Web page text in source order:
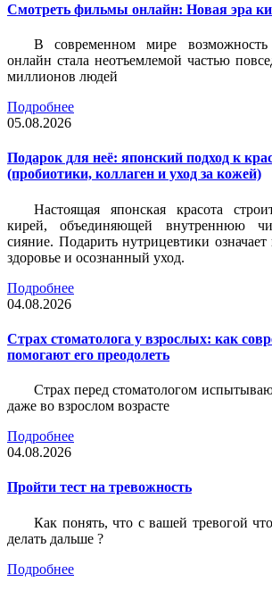
Смотреть фильмы онлайн: Новая эра
В современном мире
онлайн стала неотъемлемой частью
миллионов людей
Подробнее
05.08.2026
Подарок для неё: японский подход к
(пробиотики, коллаген и уход за кожей)
Настоящая японская красота
кирей, объединяющей внутреннюю
сияние. Подарить нутрицевтики означает
здоровье и осознанный уход.
Подробнее
04.08.2026
Страх стоматолога у взрослых: как
помогают его преодолеть
Страх перед стоматологом
даже во взрослом возрасте
Подробнее
04.08.2026
Пройти тест на тревожность
Как понять, что с вашей тревогой
делать дальше ?
Подробнее